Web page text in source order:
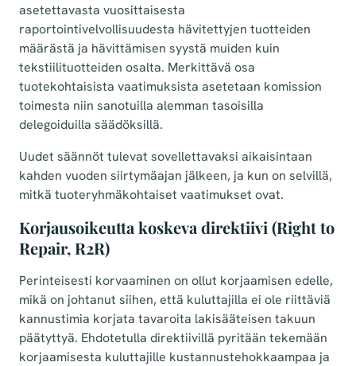
asetettavasta vuosittaisesta
raportointivelvollisuudesta hävitettyjen tuotteiden
määrästä ja hävittämisen syystä muiden kuin
tekstiilituotteiden osalta. Merkittävä osa
tuotekohtaisista vaatimuksista asetetaan komission
toimesta niin sanotuilla alemman tasoisilla
delegoiduilla säädöksillä.
Uudet säännöt tulevat sovellettavaksi aikaisintaan
kahden vuoden siirtymäajan jälkeen, ja kun on selvillä,
mitkä tuoteryhmäkohtaiset vaatimukset ovat.
Korjausoikeutta koskeva direktiivi (Right to
Repair, R2R)
Perinteisesti korvaaminen on ollut korjaamisen edelle,
mikä on johtanut siihen, että kuluttajilla ei ole riittäviä
kannustimia korjata tavaroita lakisääteisen takuun
päätyttyä. Ehdotetulla direktiivillä pyritään tekemään
korjaamisesta kuluttajille kustannustehokkaampaa ja